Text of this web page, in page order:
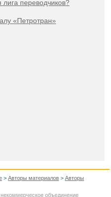
переводчиков?
«Петротран»
> Авторы материалов > Авторы
объединение